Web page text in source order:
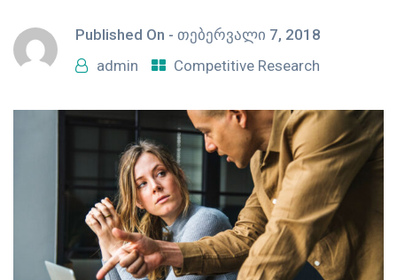
Published On - თებერვალი 7, 2018
admin
Competitive Research